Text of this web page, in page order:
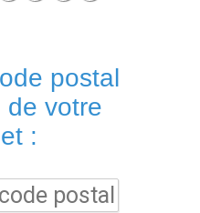
postal
de votre
: